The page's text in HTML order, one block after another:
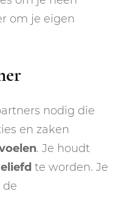
om je eigen
nodig die
en zaken
. Je houdt
te worden. Je
de